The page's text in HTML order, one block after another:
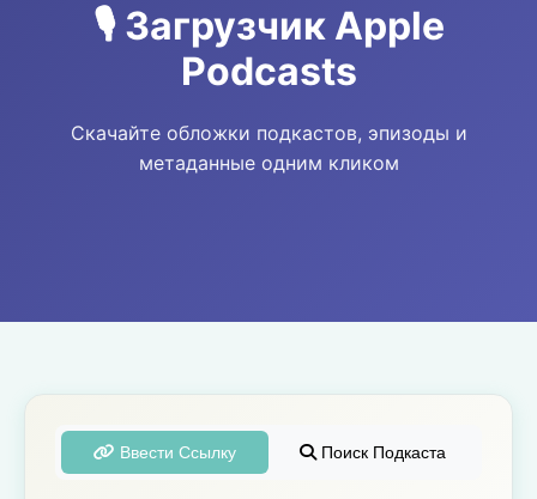
🎙️ Загрузчик Apple
Podcasts
Скачайте обложки подкастов, эпизоды и
метаданные одним кликом
Ввести Ссылку Поиск Подкаста